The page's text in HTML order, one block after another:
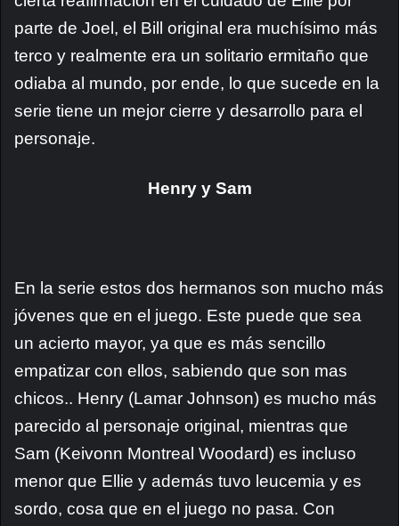
parte de Joel, el Bill original era muchísimo más
terco y realmente era un solitario ermitaño que
odiaba al mundo, por ende, lo que sucede en la
serie tiene un mejor cierre y desarrollo para el
personaje.
Henry y Sam
En la serie estos dos hermanos son mucho más
jóvenes que en el juego. Este puede que sea
un acierto mayor, ya que es más sencillo
empatizar con ellos, sabiendo que son mas
chicos.. Henry (Lamar Johnson) es mucho más
parecido al personaje original, mientras que
Sam (Keivonn Montreal Woodard) es incluso
menor que Ellie y además tuvo leucemia y es
sordo, cosa que en el juego no pasa. Con